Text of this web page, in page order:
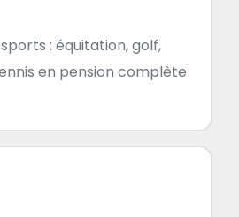
: équitation, golf,
en pension complète